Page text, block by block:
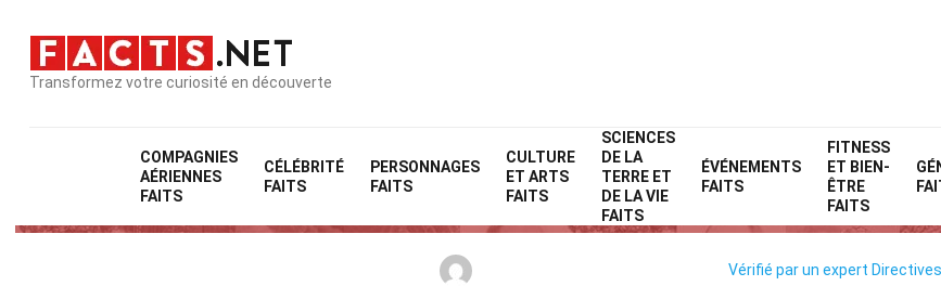
Transformez votre curiosité en découverte
COMPAGNIES
AÉRIENNES
FAITS
CÉLÉBRITÉ
FAITS
PERSONNAGES
FAITS
CULTURE
ET ARTS
FAITS
SCIENCES
DE LA
TERRE ET
DE LA VIE
FAITS
ÉVÉNEMENTS
FAITS
FITNESS
ET BIEN-
ÊTRE
FAITS
Home Fitness et bien-être ExerciceFaits
31 Faits Sur Quadriceps
Vérifié par un expert